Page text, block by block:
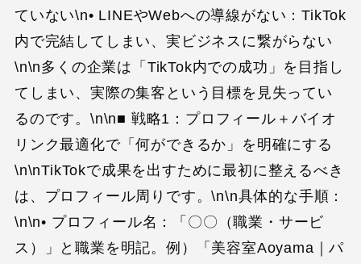
ていない\n• LINEやWebへの導線がない：TikTok
内で完結してしまい、実ビジネスに繋がらない
\n\n多くの企業は「TikTok内での成功」を目指し
てしまい、実際の集客という目標を見失ってい
るのです。\n\n■ 戦略1：プロフィール＋バイオ
リンク最適化で「何ができるか」を明確にする
\n\nTikTokで成果を出すために最初に整えるべき
は、プロフィール周りです。\n\n具体的な手順：
\n\n• プロフィール名：「〇〇（職業・サービ
ス）」と職業を明記。例）「美容室Aoyama｜パ